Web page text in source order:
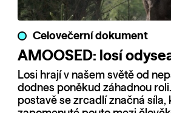
Celovečerní dokument
AMOOSED: losí
Losi hrají v našem světě od
dodnes poněkud záhadnou
postavě se zrcadlí značná síla,